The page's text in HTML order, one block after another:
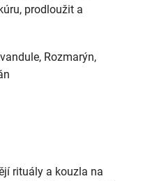
prodloužit a
Rozmarýn,
rituály a kouzla na